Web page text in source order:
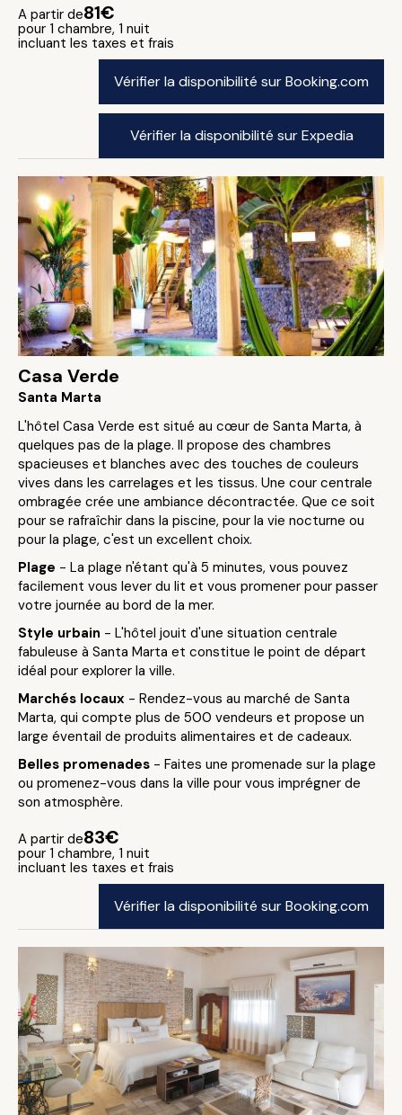
A partir de81€
pour 1 chambre, 1 nuit
incluant les taxes et frais
Vérifier la disponibilité sur Booking.com
Vérifier la disponibilité sur Expedia
Casa Verde
Santa Marta
L'hôtel Casa Verde est situé au cœur de Santa Marta, à
quelques pas de la plage. Il propose des chambres
spacieuses et blanches avec des touches de couleurs
vives dans les carrelages et les tissus. Une cour centrale
ombragée crée une ambiance décontractée. Que ce soit
pour se rafraîchir dans la piscine, pour la vie nocturne ou
pour la plage, c'est un excellent choix.
Plage - La plage n'étant qu'à 5 minutes, vous pouvez
facilement vous lever du lit et vous promener pour passer
votre journée au bord de la mer.
Style urbain - L'hôtel jouit d'une situation centrale
fabuleuse à Santa Marta et constitue le point de départ
idéal pour explorer la ville.
Marchés locaux - Rendez-vous au marché de Santa
Marta, qui compte plus de 500 vendeurs et propose un
large éventail de produits alimentaires et de cadeaux.
Belles promenades - Faites une promenade sur la plage
ou promenez-vous dans la ville pour vous imprégner de
son atmosphère.
A partir de83€
pour 1 chambre, 1 nuit
incluant les taxes et frais
Vérifier la disponibilité sur Booking.com